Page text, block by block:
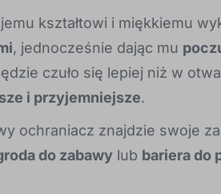
kształtowi i miękkiemu
, jednocześnie dając mu
czuło się lepiej niż w
i przyjemniejsze.
ochraniacz znajdzie swoje
do zabawy lub bariera do